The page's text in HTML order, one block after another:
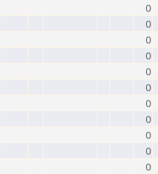
0
0
0
0
0
0
0
0
0
0
0